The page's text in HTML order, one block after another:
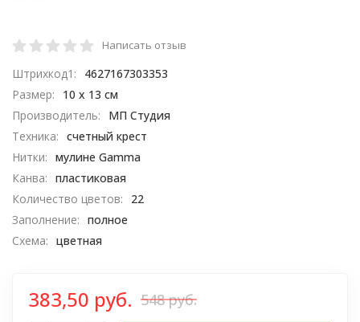
Написать отзыв
Штрихкод1:
4627167303353
Размер:
10 х 13 см​
Производитель:
МП Студия
Техника: счетный крест
Нитки: мулине Gamma
Канва: пластиковая
Количество цветов:
22
Заполнение: полное
Схема: цветная
383,50 руб. 548 руб.